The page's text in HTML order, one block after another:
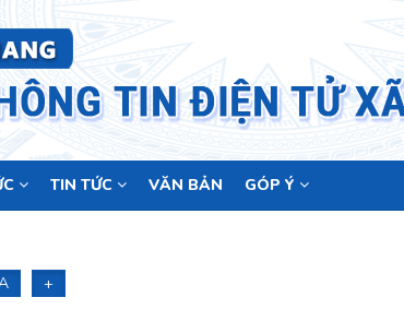
TIN TỨC VĂN BẢN GÓP Ý
+